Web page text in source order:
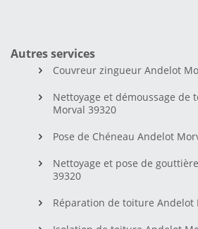
Autres services
Couvreur zingueur Andelot
Nettoyage et démoussage de
Morval 39320
Pose de Chéneau Andelot
Nettoyage et pose de
39320
Réparation de toiture Andelot